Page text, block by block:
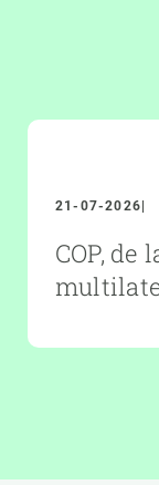
21-07-2026
COP, de